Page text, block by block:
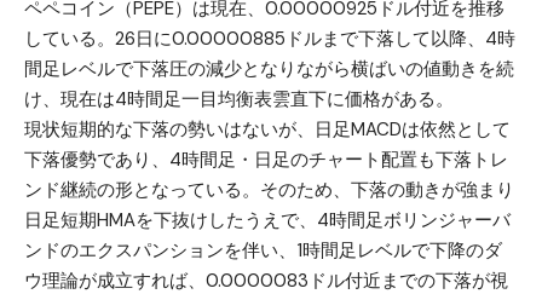
ペペコイン（PEPE） は現在、0.00000925ドル付近を推移
している。26日に0.00000885ドルまで下落して以降、4時
間足レベルで下落圧の減少となりながら横ばいの値動きを続
け、現在は4時間足一目均衡表雲直下に価格がある。
現状短期的な下落の勢いはないが、日足MACDは依然として
下落優勢であり、4時間足・日足のチャート配置も下落トレ
ンド継続の形となっている。そのため、下落の動きが強まり
日足短期HMAを下抜けしたうえで、4時間足ボリンジャーバ
ンドのエクスパンションを伴い、1時間足レベルで下降のダ
ウ理論が成立すれば、0.0000083ドル付近までの下落が視